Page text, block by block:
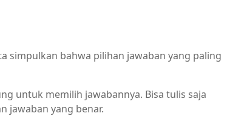
simpulkan bahwa pilihan jawaban yang paling
untuk memilih jawabannya. Bisa tulis saja
jawaban yang benar.